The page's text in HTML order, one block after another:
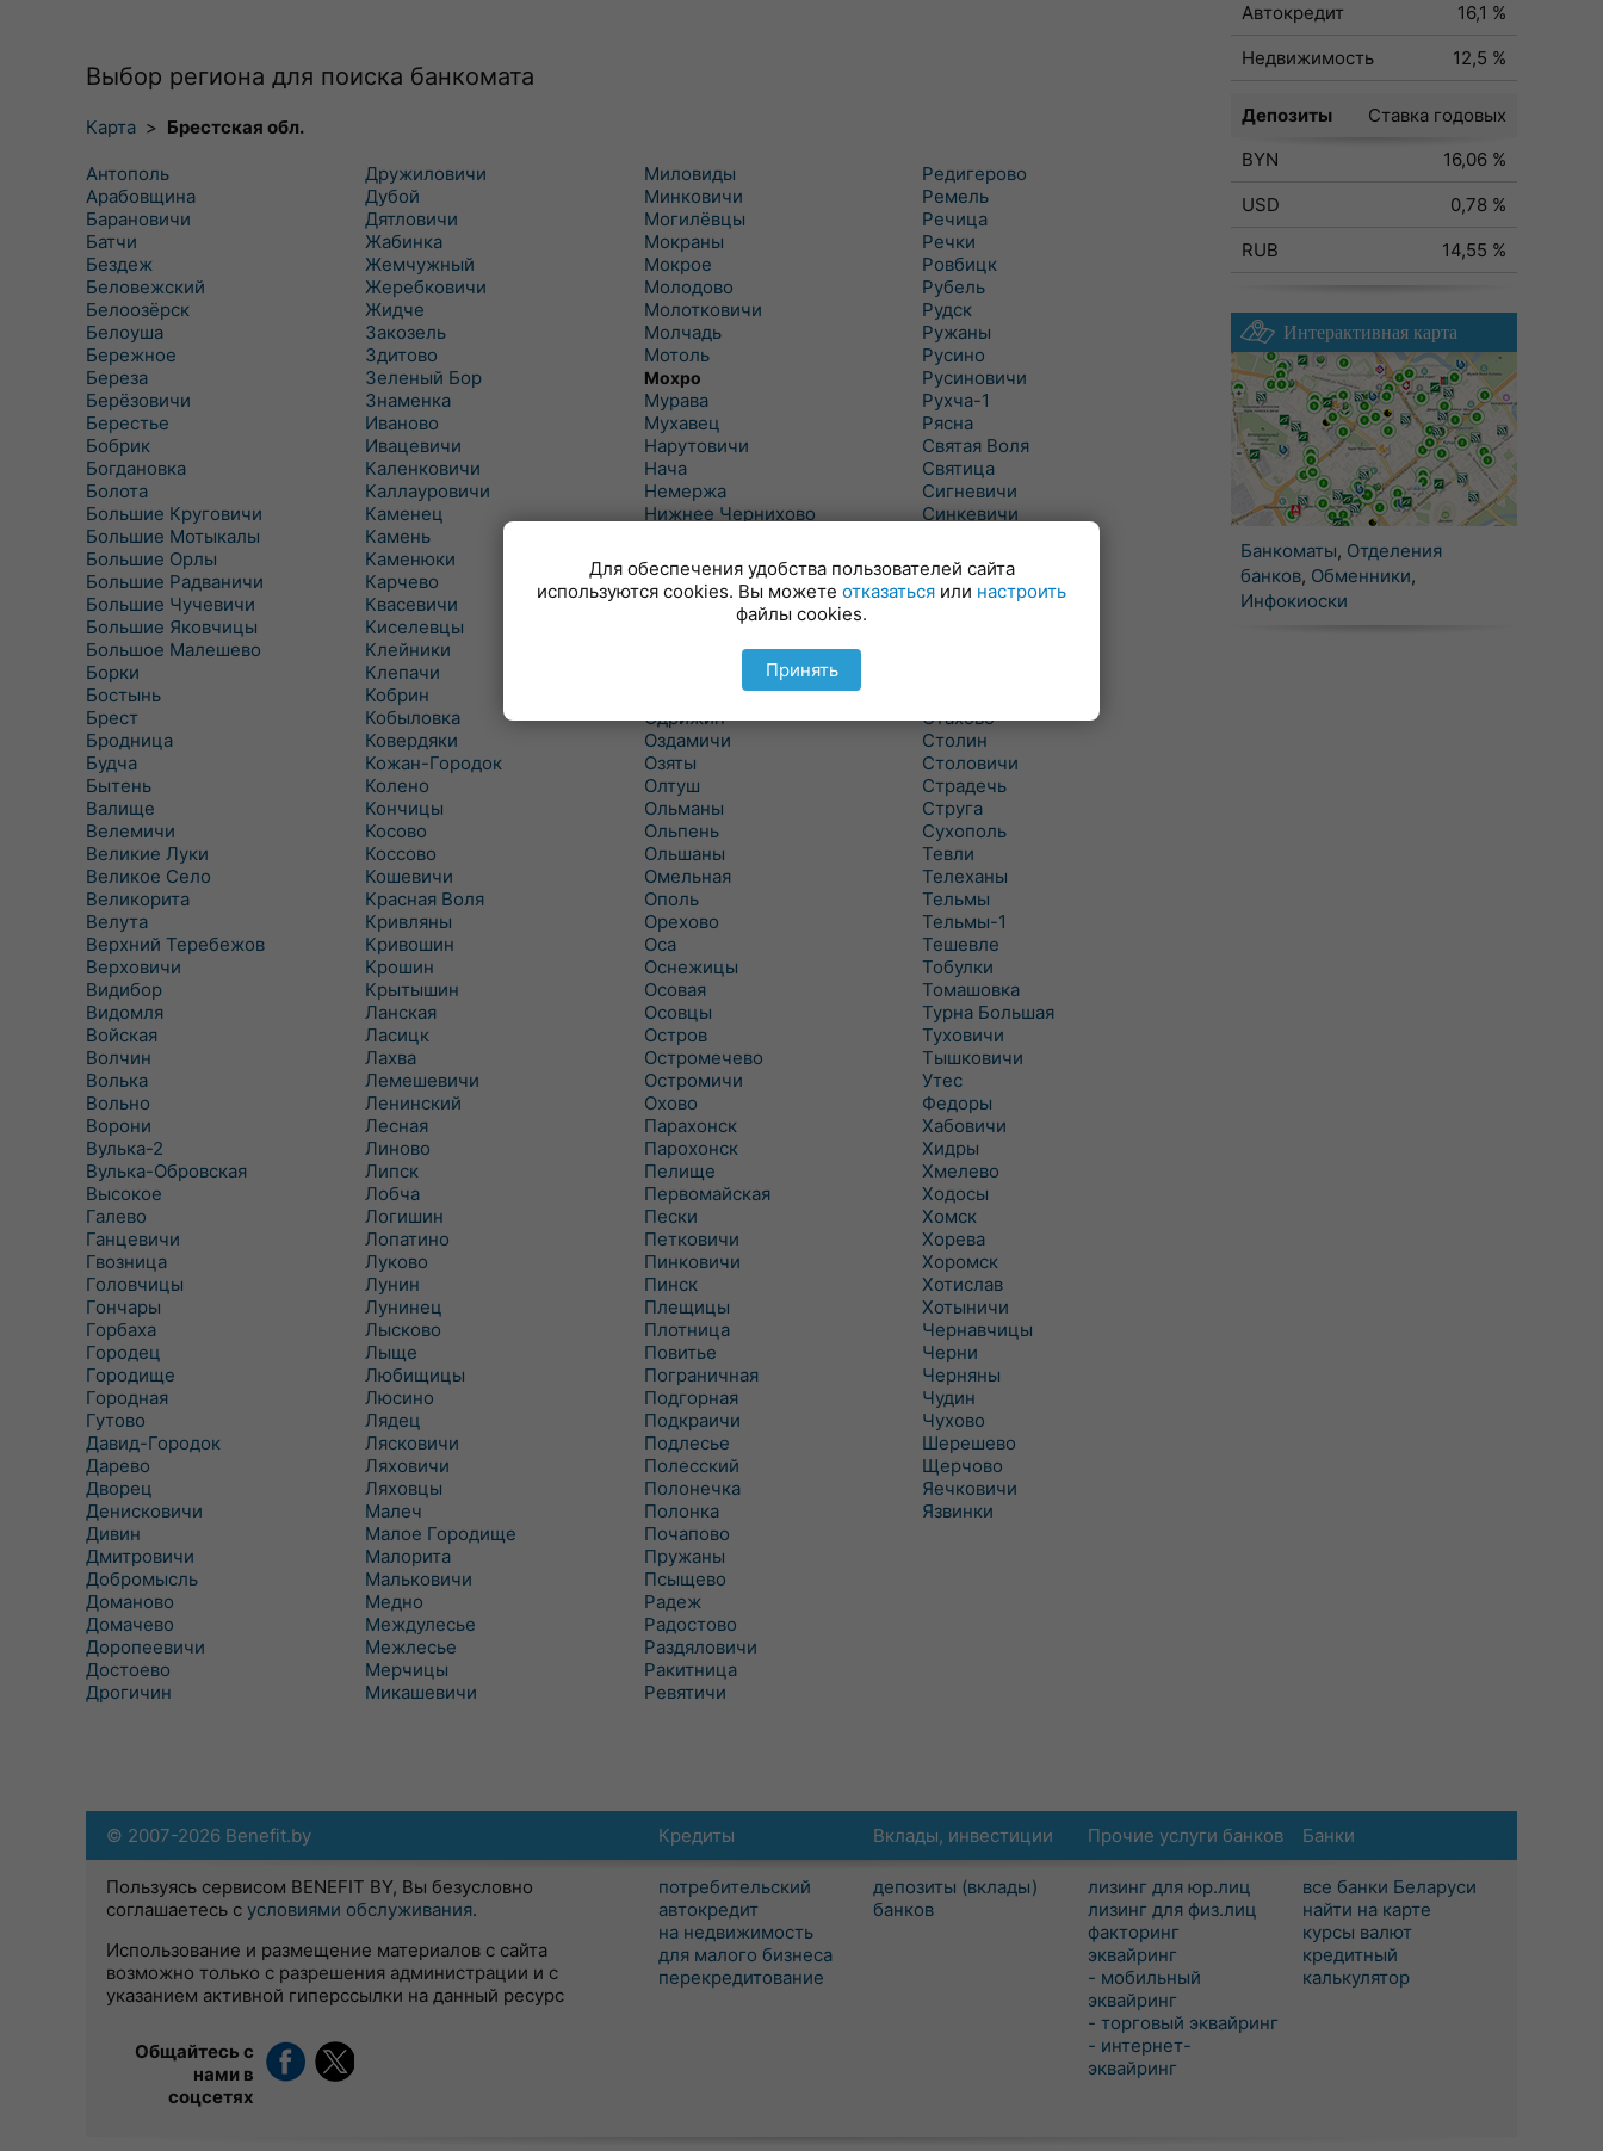
Выбор региона для поиска банкомата
Карта > Брестская обл.
Антополь
Арабовщина
Барановичи
Батчи
Бездеж
Беловежский
Белоозёрск
Белоуша
Бережное
Береза
Берёзовичи
Берестье
Бобрик
Богдановка
Болота
Большие Круговичи
Большие Мотыкалы
Большие Орлы
Большие Радваничи
Большие Чучевичи
Большие Яковчицы
Большое Малешево
Борки
Бостынь
Брест
Бродница
Будча
Бытень
Валище
Велемичи
Великие Луки
Великое Село
Великорита
Велута
Верхний Теребежов
Верховичи
Видибор
Видомля
Войская
Волчин
Волька
Вольно
Ворони
Вулька-2
Вулька-Обровская
Высокое
Галево
Ганцевичи
Гвозница
Головчицы
Гончары
Горбаха
Городец
Городище
Городная
Гутово
Давид-Городок
Дарево
Дворец
Денисковичи
Дивин
Дмитровичи
Добромысль
Доманово
Домачево
Доропеевичи
Достоево
Дрогичин
Дружиловичи
Дубой
Дятловичи
Жабинка
Жемчужный
Жеребковичи
Жидче
Закозель
Здитово
Зеленый Бор
Знаменка
Иваново
Ивацевичи
Каленковичи
Каллауровичи
Каменец
Камень
Каменюки
Карчево
Квасевичи
Киселевцы
Клейники
Клепачи
Кобрин
Кобыловка
Ковердяки
Кожан-Городок
Колено
Кончицы
Косово
Коссово
Кошевичи
Красная Воля
Кривляны
Кривошин
Крошин
Крытышин
Ланская
Ласицк
Лахва
Лемешевичи
Ленинский
Лесная
Линово
Липск
Лобча
Логишин
Лопатино
Луково
Лунин
Лунинец
Лысково
Лыще
Любищицы
Люсино
Лядец
Лясковичи
Ляховичи
Ляховцы
Малеч
Малое Городище
Малорита
Мальковичи
Медно
Междулесье
Межлесье
Мерчицы
Микашевичи
Миловиды
Минковичи
Могилёвцы
Мокраны
Мокрое
Молодово
Молотковичи
Молчадь
Мотоль
Мохро
Мурава
Мухавец
Нарутовичи
Нача
Немержа
Нижнее Чернихово
Новицковичи
Новоселки
Новые Засимовичи
Новые Лыщицы
Оберовщина
Одрижин
Оздамичи
Озяты
Олтуш
Ольманы
Ольпень
Ольшаны
Омельная
Ополь
Орехово
Оса
Оснежицы
Осовая
Осовцы
Остров
Остромечево
Остромичи
Охово
Парахонск
Парохонск
Пелище
Первомайская
Пески
Петковичи
Пинковичи
Пинск
Плещицы
Плотница
Повитье
Пограничная
Подгорная
Подкраичи
Подлесье
Полесский
Полонечка
Полонка
Почапово
Пружаны
Псыщево
Радеж
Радостово
Раздяловичи
Ракитница
Ревятичи
Редигерово
Ремель
Речица
Речки
Ровбицк
Рубель
Рудск
Ружаны
Русино
Русиновичи
Рухча-1
Рясна
Святая Воля
Святица
Сигневичи
Синкевичи
Снитово
Соколово
Сочивки
Стахово
Столин
Столовичи
Страдечь
Струга
Сухополь
Тевли
Телеханы
Тельмы
Тельмы-1
Тешевле
Тобулки
Томашовка
Турна Большая
Туховичи
Тышковичи
Утес
Федоры
Хабовичи
Хидры
Хмелево
Ходосы
Хомск
Хорева
Хоромск
Хотислав
Хотыничи
Чернавчицы
Черни
Черняны
Чудин
Чухово
Шерешево
Щерчово
Яечковичи
Язвинки
Автокредит
16,1 %
Недвижимость
12,5 %
Депозиты
Ставка годовых
BYN
16,06 %
USD
0,78 %
RUB
14,55 %
Интерактивная карта
Банкоматы, Отделения
банков, Обменники,
Инфокиоски
Кредиты
потребительский
автокредит
на недвижимость
для малого бизнеса
перекредитование
Вклады, инвестиции
депозиты (вклады)
банков
Прочие услуги банков
лизинг для юр.лиц
лизинг для физ.лиц
факторинг
эквайринг
- мобильный
эквайринг
- торговый эквайринг
- интернет-
эквайринг
Банки
все банки Беларуси
найти на карте
курсы валют
кредитный
калькулятор
© 2007-2026 Benefit.by
Пользуясь сервисом BENEFIT BY, Вы безусловно
соглашаетесь с условиями обслуживания.
Использование и размещение материалов с сайта
возможно только с разрешения администрации и с
указанием активной гиперссылки на данный ресурс
Общайтесь с
нами в
соцсетях
Для обеспечения удобства пользователей сайта
используются cookies. Вы можете отказаться или настроить
файлы cookies.
Принять